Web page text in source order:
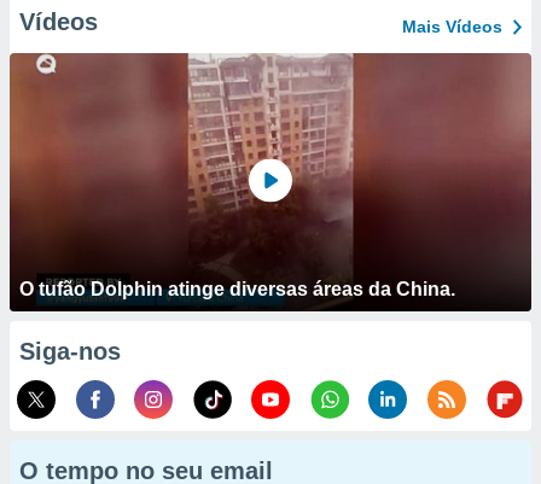
Vídeos Mais Vídeos
O tufão Dolphin atinge diversas áreas da China.
Siga-nos
O tempo no seu email